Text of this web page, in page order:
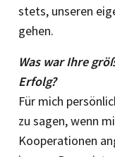
stets, unseren
gehen.
Was war Ihre
Erfolg?
Für mich
zu sagen, wenn
Kooperationen